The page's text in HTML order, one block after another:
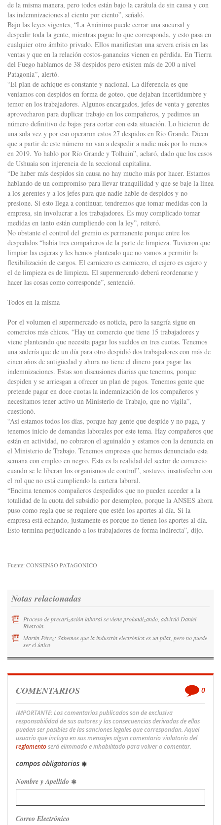
de la misma manera, pero todos están bajo la carátula de sin causa y con
las indemnizaciones al ciento por ciento”, señaló.
Bajo las leyes vigentes, “La Anónima puede cerrar una sucursal y
despedir toda la gente, mientras pague lo que corresponda, y esto pasa en
cualquier otro ámbito privado. Ellos manifiestan una severa crisis en las
ventas y que en la relación costos-ganancias vienen en pérdida. En Tierra
del Fuego hablamos de 38 despidos pero existen más de 200 a nivel
Patagonia”, alertó.
“El plan de achique es constante y nacional. La diferencia es que
veníamos con despidos en forma de goteo, que dejaban incertidumbre y
temor en los trabajadores. Algunos encargados, jefes de venta y gerentes
aprovecharon para duplicar trabajo en los compañeros, y pedimos un
número definitivo de bajas para cortar con esta situación. Lo hicieron de
una sola vez y por eso operaron estos 27 despidos en Río Grande. Dicen
que a partir de este número no van a despedir a nadie más por lo menos
en 2019. Yo hablo por Río Grande y Tolhuin”, aclaró, dado que los casos
de Ushuaia son injerencia de la seccional capitalina.
“De haber más despidos sin causa no hay mucho más por hacer. Estamos
hablando de un compromiso para llevar tranquilidad y que se baje la línea
a los gerentes y a los jefes para que nadie hable de despidos y no
presione. Si esto llega a continuar, tendremos que tomar medidas con la
empresa, sin involucrar a los trabajadores. Es muy complicado tomar
medidas en tanto están cumpliendo con la ley”, reiteró.
No obstante el control del gremio es permanente porque entre los
despedidos “había tres compañeros de la parte de limpieza. Tuvieron que
limpiar las cajeras y les hemos planteado que no vamos a permitir la
flexibilización de cargos. El carnicero es carnicero, el cajero es cajero y
el de limpieza es de limpieza. El supermercado deberá reordenarse y
hacer las cosas como corresponde”, sentenció.
Todos en la misma
Por el volumen el supermercado es noticia, pero la sangría sigue en
comercios más chicos. “Hay un comercio que tiene 15 trabajadores y
viene planteando que necesita pagar los sueldos en tres cuotas. Tenemos
una sodería que de un día para otro despidió dos trabajadores con más de
cinco años de antigüedad y ahora no tiene el dinero para pagar las
indemnizaciones. Estas son discusiones diarias que tenemos, porque
despiden y se arriesgan a ofrecer un plan de pagos. Tenemos gente que
pretende pagar en doce cuotas la indemnización de los compañeros y
necesitamos tener activo un Ministerio de Trabajo, que no vigila”,
cuestionó.
“Así estamos todos los días, porque hay gente que despide y no paga, y
tenemos inicio de demandas laborales por este tema. Hay compañeros que
están en actividad, no cobraron el aguinaldo y estamos con la denuncia en
el Ministerio de Trabajo. Tenemos empresas que hemos denunciado esta
semana con empleo en negro. Esta es la realidad del sector de comercio
cuando se le liberan los organismos de control”, sostuvo, insatisfecho con
el rol que no está cumpliendo la cartera laboral.
“Encima tenemos compañeros despedidos que no pueden acceder a la
totalidad de la cuota del subsidio por desempleo, porque la ANSES ahora
puso como regla que se requiere que estén los aportes al día. Si la
empresa está echando, justamente es porque no tienen los aportes al día.
Esto termina perjudicando a los trabajadores de forma indirecta”, dijo.
Fuente: CONSENSO PATAGONICO
Notas relacionadas
Proceso de precarización laboral se viene profundizando, advirtió Daniel
Rivarola.
Martín Pérez: Sabemos que la industria electrónica es un pilar, pero no puede
ser el único
COMENTARIOS 0
IMPORTANTE: Los comentarios publicados son de exclusiva
responsabilidad de sus autores y las consecuencias derivadas de ellas
pueden ser pasibles de las sanciones legales que correspondan. Aquel
usuario que incluya en sus mensajes algun comentario violatorio del
reglamentoserá eliminado e inhabilitado para volver a comentar.
campos obligatorios
Nombre y Apellido
Correo Electrónico